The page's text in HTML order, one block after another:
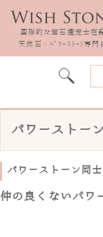
国際的な宝石鑑定士在
天然石・ﾊﾟﾜｰｽﾄｰﾝ専門
パワーストー
パワーストーン同
仲の良くないパワ